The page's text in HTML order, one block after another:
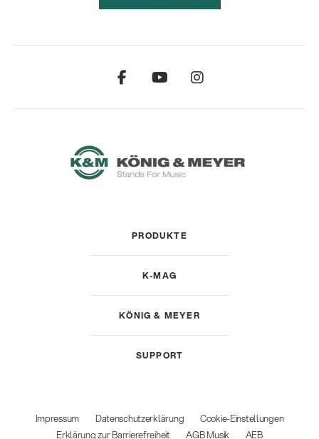
PRODUKTE
K-MAG
KÖNIG & MEYER
SUPPORT
Impressum Datenschutzerklärung
Cookie-Einstellungen
Erklärung zur Barrierefreiheit
AGB Musik AEB